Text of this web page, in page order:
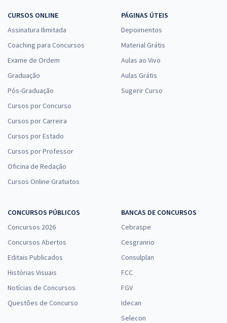
CURSOS ONLINE
Assinatura Ilimitada
Coaching para Concursos
Exame de Ordem
Graduação
Pós-Graduação
Cursos por Concurso
Cursos por Carreira
Cursos por Estado
Cursos por Professor
Oficina de Redação
Cursos Online Gratuitos
PÁGINAS ÚTEIS
Depoimentos
Material Grátis
Aulas ao Vivo
Aulas Grátis
Sugerir Curso
CONCURSOS PÚBLICOS
Concursos 2026
Concursos Abertos
Editais Publicados
Histórias Visuais
Notícias de Concursos
Questões de Concurso
BANCAS DE CONCURSOS
Cebraspe
Cesgranrio
Consulplan
FCC
FGV
Idecan
Selecon